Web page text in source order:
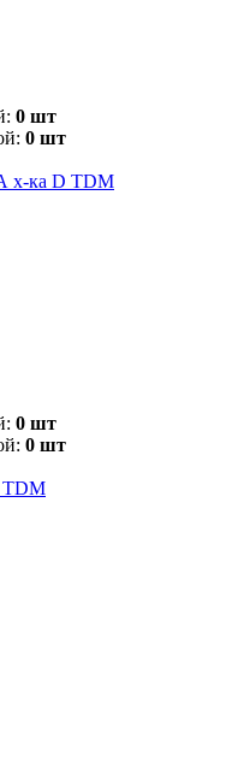
0 шт
0 шт
х-ка D TDM
0 шт
0 шт
TDM